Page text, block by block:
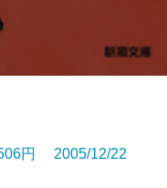
円 2005/12/22